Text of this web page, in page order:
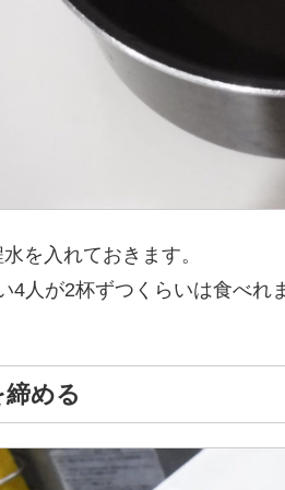
を入れておきます。
4人が2杯ずつくらいは食べれ
める